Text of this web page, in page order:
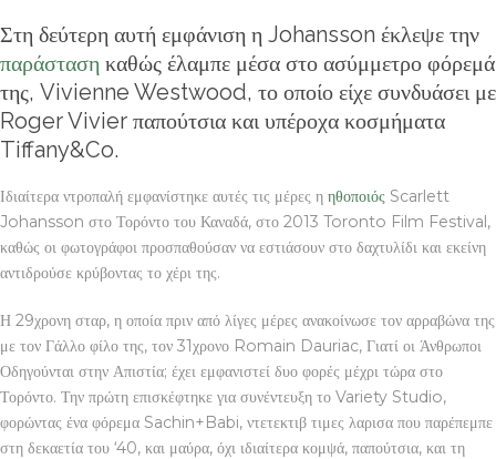
Στη δεύτερη αυτή εμφάνιση η Johansson έκλεψε την
παράσταση καθώς έλαμπε μέσα στο ασύμμετρο φόρεμά
της, Vivienne Westwood, το οποίο είχε συνδυάσει με
Roger Vivier παπούτσια και υπέροχα κοσμήματα
Tiffany&Co.
Ιδιαίτερα ντροπαλή εμφανίστηκε αυτές τις μέρες η ηθοποιός Scarlett
Johansson στο Τορόντο του Καναδά, στο 2013 Toronto Film Festival,
καθώς οι φωτογράφοι προσπαθούσαν να εστιάσουν στο δαχτυλίδι και εκείνη
αντιδρούσε κρύβοντας το χέρι της.
Η 29χρονη σταρ, η οποία πριν από λίγες μέρες ανακοίνωσε τον αρραβώνα της
με τον Γάλλο φίλο της, τον 31χρονο Romain Dauriac, Γιατί οι Άνθρωποι
Οδηγούνται στην Απιστία; έχει εμφανιστεί δυο φορές μέχρι τώρα στο
Τορόντο. Την πρώτη επισκέφτηκε για συνέντευξη το Variety Studio,
φορώντας ένα φόρεμα Sachin+Babi, ντετεκτιβ τιμες λαρισα που παρέπεμπε
στη δεκαετία του ‘40, και μαύρα, όχι ιδιαίτερα κομψά, παπούτσια, και τη